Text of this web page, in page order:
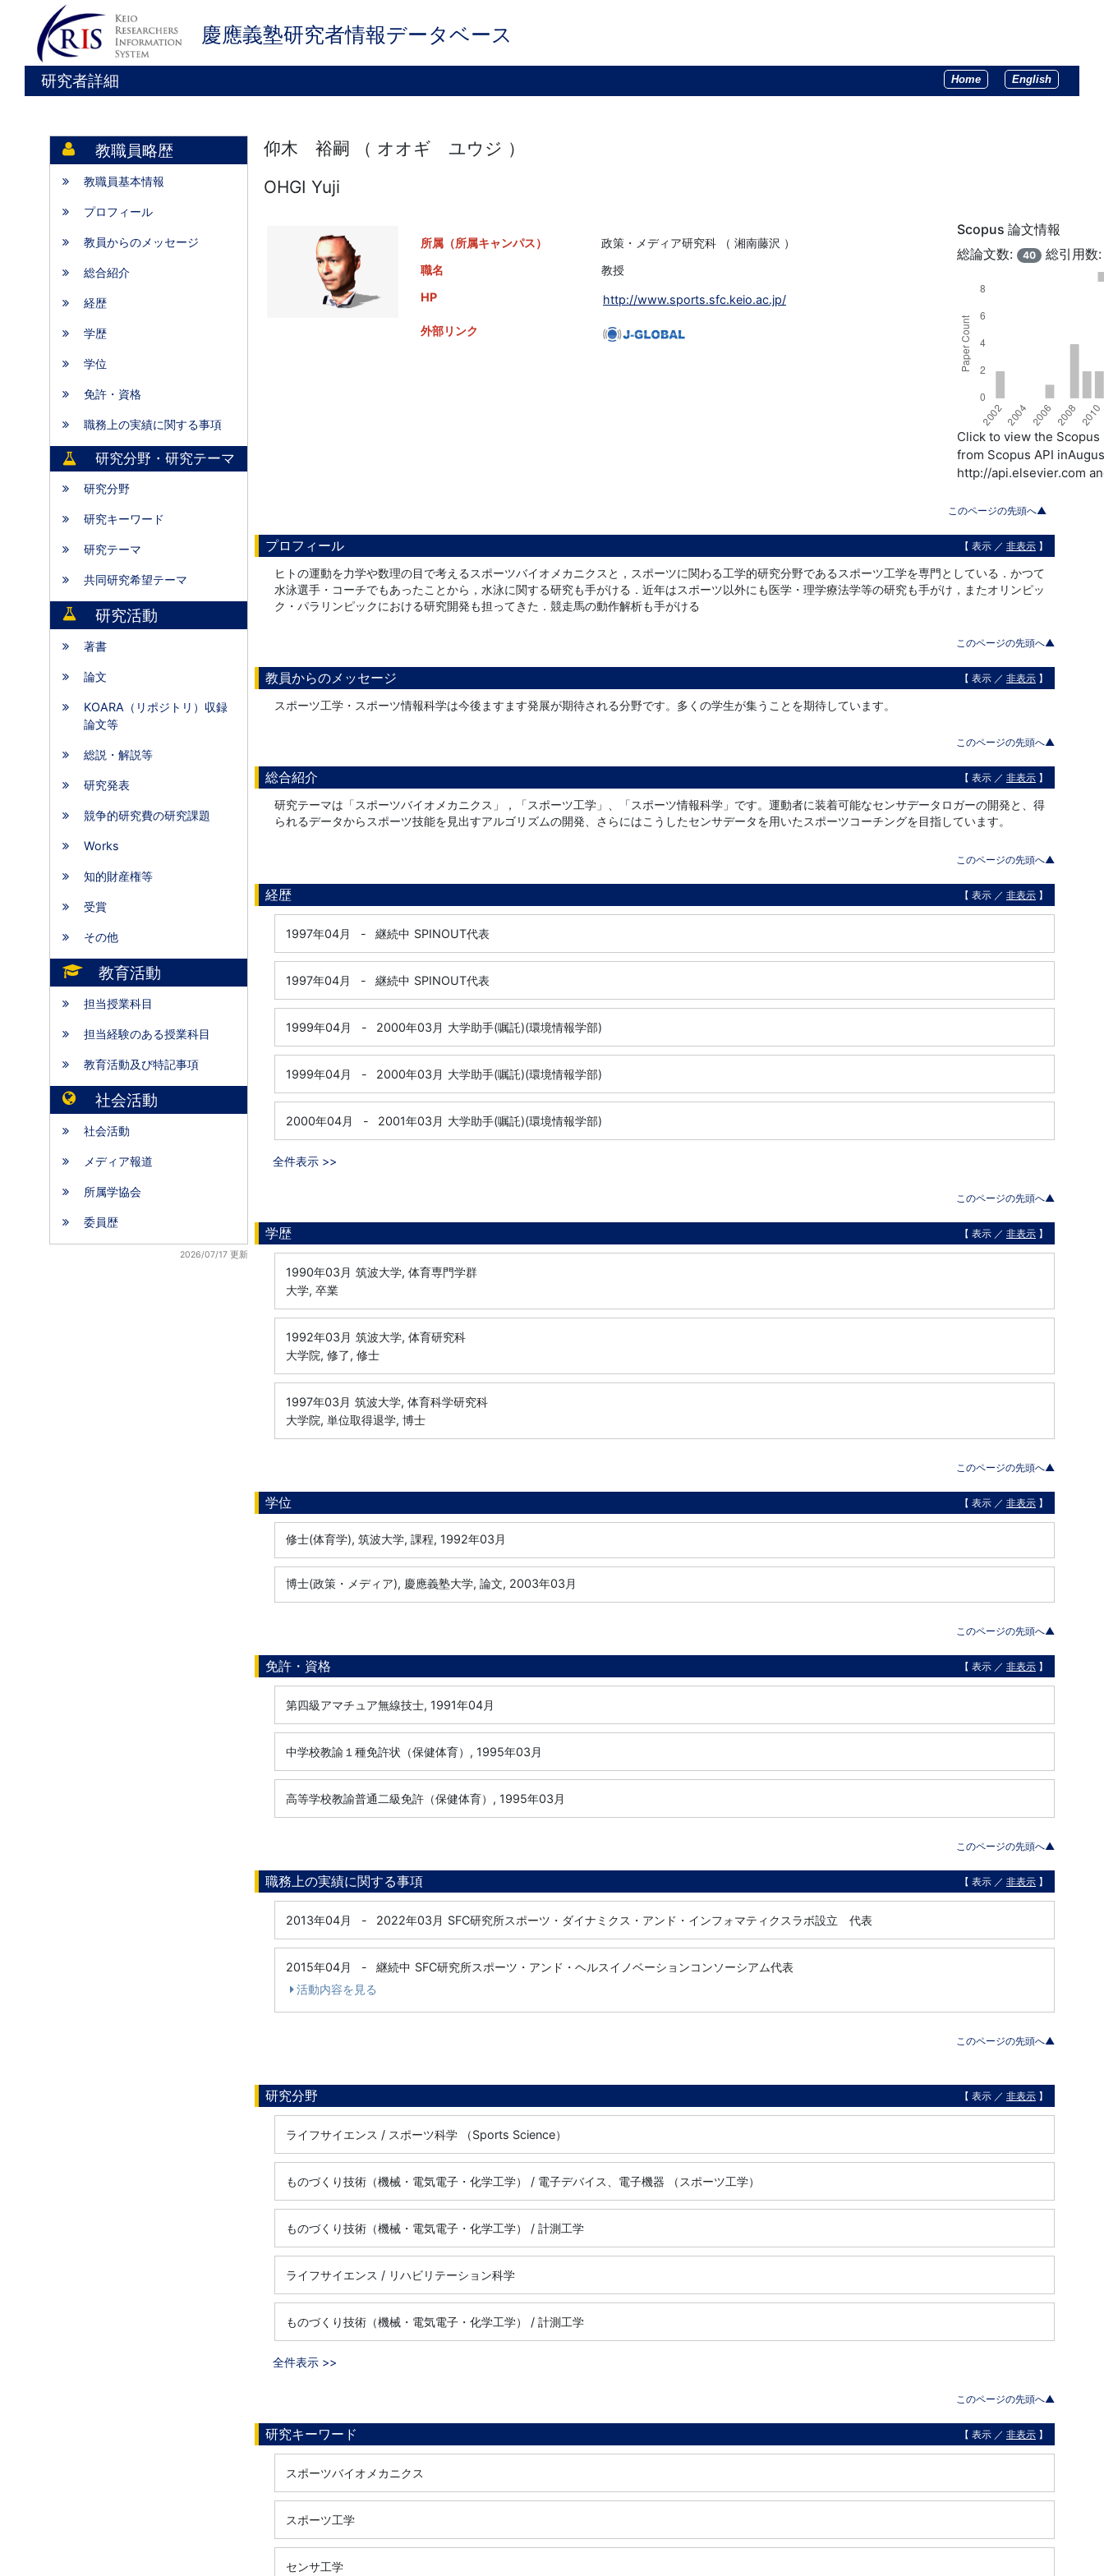
慶應義塾研究者情報データベース
研究者詳細 Home English
教職員略歴
教職員基本情報
プロフィール
教員からのメッセージ
総合紹介
経歴
学歴
学位
免許・資格
職務上の実績に関する事項
研究分野・研究テーマ
研究分野
研究キーワード
研究テーマ
共同研究希望テーマ
研究活動
著書
論文
KOARA（リポジトリ）収録
論文等
総説・解説等
研究発表
競争的研究費の研究課題
Works
知的財産権等
受賞
その他
教育活動
担当授業科目
担当経験のある授業科目
教育活動及び特記事項
社会活動
社会活動
メディア報道
所属学協会
委員歴
2026/07/17 更新
仰木 裕嗣 （ オオギ ユウジ ）
OHGI Yuji
所属（所属キャンパス）
政策・メディア研究科 （ 湘南藤沢 ）
職名
教授
HP
http://www.sports.sfc.keio.ac.jp/
外部リンク
Scopus 論文情報
総論文数:
40 総引用
Click to view the
from Scopus API
http://api.elsevier.com
このページの先頭へ▲
プロフィール 【 表示 ／ 非表示 】
ヒトの運動を力学や数理の目で考えるスポーツバイオメカニクスと，スポーツに関わる工学的研究分野であるスポーツ工学を専門としている．かつて
水泳選手・コーチでもあったことから，水泳に関する研究も手がける．近年はスポーツ以外にも医学・理学療法学等の研究も手がけ，またオリンピッ
ク・パラリンピックにおける研究開発も担ってきた．競走馬の動作解析も手がける
このページの先頭へ▲
教員からのメッセージ 【 表示 ／ 非表示 】
スポーツ工学・スポーツ情報科学は今後ますます発展が期待される分野です。多くの学生が集うことを期待しています。
このページの先頭へ▲
総合紹介 【 表示 ／ 非表示 】
研究テーマは「スポーツバイオメカニクス」，「スポーツ工学」、「スポーツ情報科学」です。運動者に装着可能なセンサデータロガーの開発と、得
られるデータからスポーツ技能を見出すアルゴリズムの開発、さらにはこうしたセンサデータを用いたスポーツコーチングを目指しています。
このページの先頭へ▲
経歴 【 表示 ／ 非表示 】
1997年04月 - 継続中 SPINOUT代表
1997年04月 - 継続中 SPINOUT代表
1999年04月 - 2000年03月 大学助手(嘱託)(環境情報学部)
1999年04月 - 2000年03月 大学助手(嘱託)(環境情報学部)
2000年04月 - 2001年03月 大学助手(嘱託)(環境情報学部)
全件表示 >>
このページの先頭へ▲
学歴 【 表示 ／ 非表示 】
1990年03月 筑波大学, 体育専門学群
大学, 卒業
1992年03月 筑波大学, 体育研究科
大学院, 修了, 修士
1997年03月 筑波大学, 体育科学研究科
大学院, 単位取得退学, 博士
このページの先頭へ▲
学位 【 表示 ／ 非表示 】
修士(体育学), 筑波大学, 課程, 1992年03月
博士(政策・メディア), 慶應義塾大学, 論文, 2003年03月
このページの先頭へ▲
免許・資格 【 表示 ／ 非表示 】
第四級アマチュア無線技士, 1991年04月
中学校教諭１種免許状（保健体育）, 1995年03月
高等学校教諭普通二級免許（保健体育）, 1995年03月
このページの先頭へ▲
職務上の実績に関する事項 【 表示 ／ 非表示 】
2013年04月 - 2022年03月 SFC研究所スポーツ・ダイナミクス・アンド・インフォマティクスラボ設立 代表
2015年04月 - 継続中 SFC研究所スポーツ・アンド・ヘルスイノベーションコンソーシアム代表
活動内容を見る
このページの先頭へ▲
研究分野 【 表示 ／ 非表示 】
ライフサイエンス / スポーツ科学 （Sports Science）
ものづくり技術（機械・電気電子・化学工学） / 電子デバイス、電子機器 （スポーツ工学）
ものづくり技術（機械・電気電子・化学工学） / 計測工学
ライフサイエンス / リハビリテーション科学
ものづくり技術（機械・電気電子・化学工学） / 計測工学
全件表示 >>
このページの先頭へ▲
研究キーワード 【 表示 ／ 非表示 】
スポーツバイオメカニクス
スポーツ工学
センサ工学